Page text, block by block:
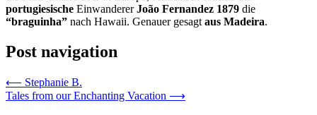
portugiesische EinwandererJoão Fernandez 1879 die
“braguinha” nach Hawaii. Genauer gesagt aus Madeira.
Post navigation
⟵ Stephanie B.
Tales from our Enchanting Vacation ⟶